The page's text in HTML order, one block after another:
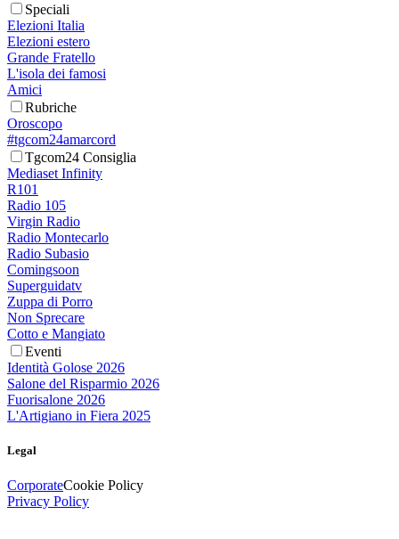
Speciali
Elezioni Italia
Elezioni estero
Grande Fratello
L'isola dei famosi
Amici
Rubriche
Oroscopo
#tgcom24amarcord
Tgcom24 Consiglia
Mediaset Infinity
R101
Radio 105
Virgin Radio
Radio Montecarlo
Radio Subasio
Comingsoon
Superguidatv
Zuppa di Porro
Non Sprecare
Cotto e Mangiato
Eventi
Identità Golose 2026
Salone del Risparmio 2026
Fuorisalone 2026
L'Artigiano in Fiera 2025
Legal
CorporateCookie Policy
Privacy Policy